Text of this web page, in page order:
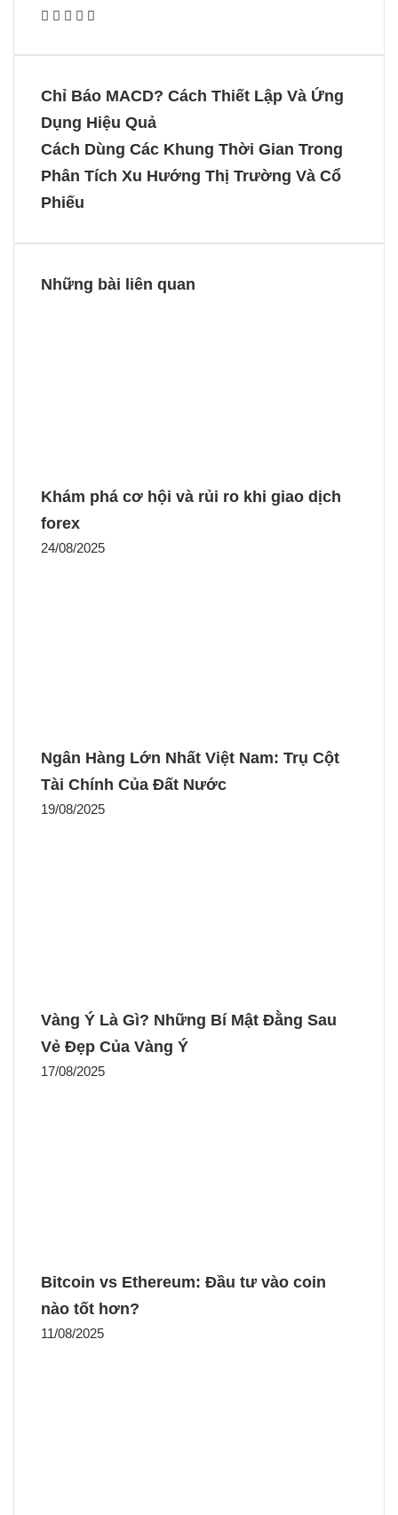
F
o
o
k
X P
r
e
s
t
M
n
g
e
n
g
e
Chỉ Báo MACD? Cách Thiết Lập Và Ứng
Dụng Hiệu Quả
Cách Dùng Các Khung Thời Gian Trong
Phân Tích Xu Hướng Thị Trường Và Cổ
Phiếu
Những bài liên quan
Khám phá cơ hội và rủi ro khi giao dịch
forex
24/08/2025
Ngân Hàng Lớn Nhất Việt Nam: Trụ Cột
Tài Chính Của Đất Nước
19/08/2025
Vàng Ý Là Gì? Những Bí Mật Đằng Sau
Vẻ Đẹp Của Vàng Ý
17/08/2025
Bitcoin vs Ethereum: Đầu tư vào coin
nào tốt hơn?
11/08/2025